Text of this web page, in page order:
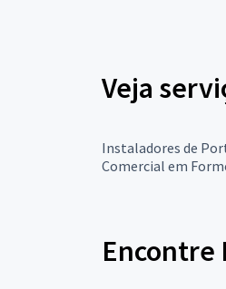
Veja
Instaladores de
Comercial em
Encontre